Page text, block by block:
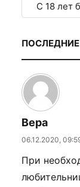
С 18 лет
Вера
06.12.2020,
При